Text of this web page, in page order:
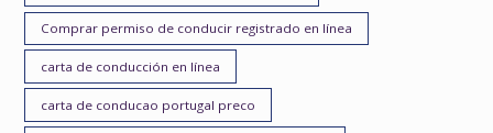
Comprar permiso de conducir registrado en línea
carta de conducción en línea
carta de conducao portugal preco